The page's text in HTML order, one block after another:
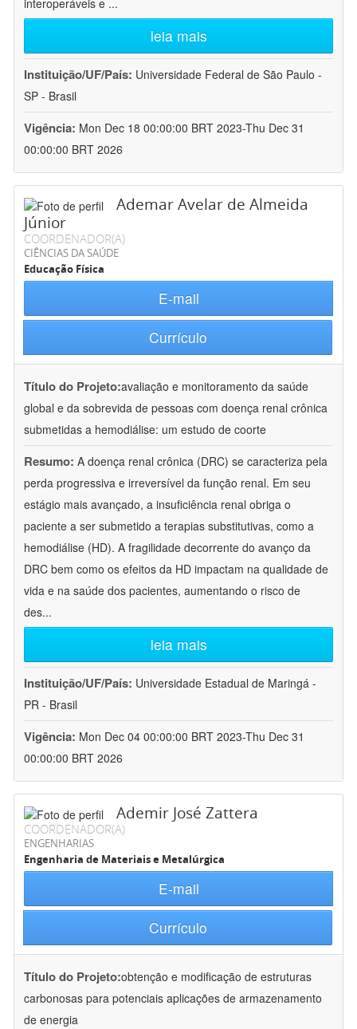
interoperáveis e ...
leia mais
Instituição/UF/País: Universidade Federal de São Paulo -
SP - Brasil
Vigência: Mon Dec 18 00:00:00 BRT 2023-Thu Dec 31
00:00:00 BRT 2026
Ademar Avelar de Almeida
Júnior
COORDENADOR(A)
CIÊNCIAS DA SAÚDE
Educação Física
E-mail
Currículo
Título do Projeto:avaliação e monitoramento da saúde
global e da sobrevida de pessoas com doença renal crônica
submetidas a hemodiálise: um estudo de coorte
Resumo: A doença renal crônica (DRC) se caracteriza pela
perda progressiva e irreversível da função renal. Em seu
estágio mais avançado, a insuficiência renal obriga o
paciente a ser submetido a terapias substitutivas, como a
hemodiálise (HD). A fragilidade decorrente do avanço da
DRC bem como os efeitos da HD impactam na qualidade de
vida e na saúde dos pacientes, aumentando o risco de
des...
leia mais
Instituição/UF/País: Universidade Estadual de Maringá -
PR - Brasil
Vigência: Mon Dec 04 00:00:00 BRT 2023-Thu Dec 31
00:00:00 BRT 2026
Ademir José Zattera
COORDENADOR(A)
ENGENHARIAS
Engenharia de Materiais e Metalúrgica
E-mail
Currículo
Título do Projeto:obtenção e modificação de estruturas
carbonosas para potenciais aplicações de armazenamento
de energia